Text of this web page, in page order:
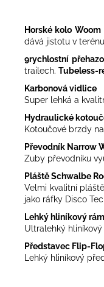
Horské kolo Woom
dává jistotu v terénu,
9rychlostní
trailech. Tubeless-
Karbonová vidlice
Super lehká a
Hydraulické
Kotoučové brzdy
Převodník Narrow
Zuby převodníku
Pláště Schwalbe
Velmi kvalitní
jako ráfky Disco
Lehký hliníkový rám
Ultralehký
Představec Flip-
Lehký hliníkový